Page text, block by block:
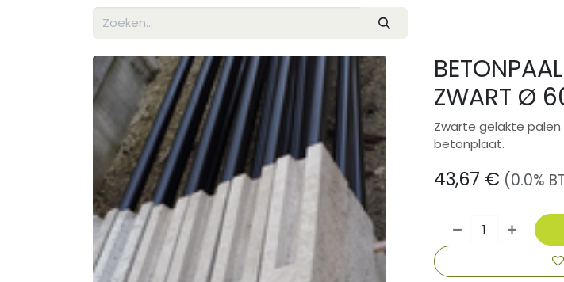
ZWART Ø
Zwarte gelakte
betonplaat.
43,67 € (0.0%